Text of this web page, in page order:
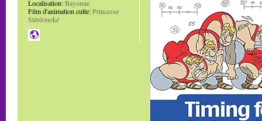
Localisation:Bayonne
Film d'animation culte:Princesse
Stéréonoké